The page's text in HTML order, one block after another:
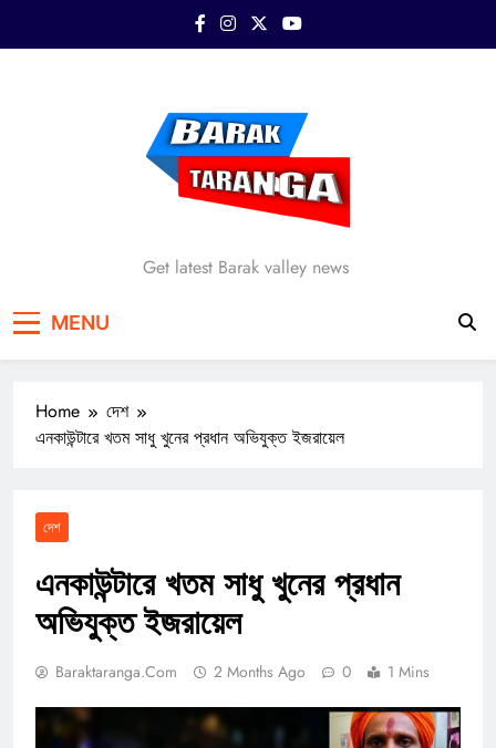
Barak Taranga
Get latest Barak valley news
MENU
Home
দেশ
এনকাউন্টারে খতম সাধু খুনের প্রধান অভিযুক্ত ইজরায়েল
দেশ
এনকাউন্টারে খতম সাধু খুনের প্রধান
অভিযুক্ত ইজরায়েল
Baraktaranga.com 2 Months Ago 0 1 Mins